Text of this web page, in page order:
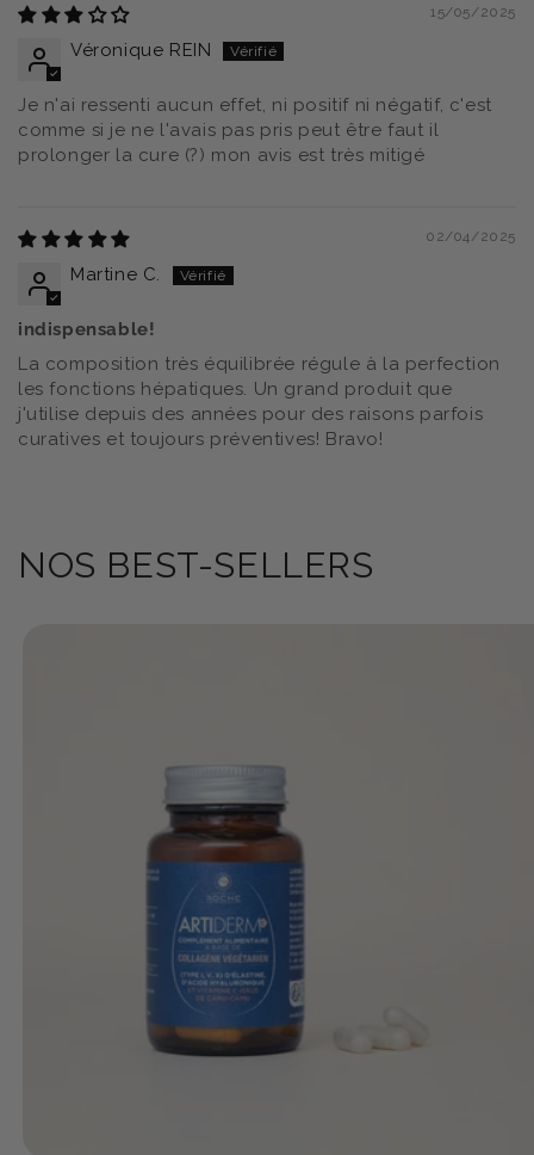
15/05/2025
Véronique REIN
Je n'ai ressenti aucun effet, ni positif ni négatif, c'est
comme si je ne l'avais pas pris peut être faut il
prolonger la cure (?) mon avis est très mitigé
02/04/2025
Martine C.
indispensable!
La composition très équilibrée régule à la perfection
les fonctions hépatiques. Un grand produit que
j'utilise depuis des années pour des raisons parfois
curatives et toujours préventives! Bravo!
NOS BEST-SELLERS